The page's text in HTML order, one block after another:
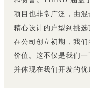
项目也非常广泛，由
精心设计的户型到挑选
在公司创立初期，我
价值。这不仅是我们一
并体现在我们开发的优